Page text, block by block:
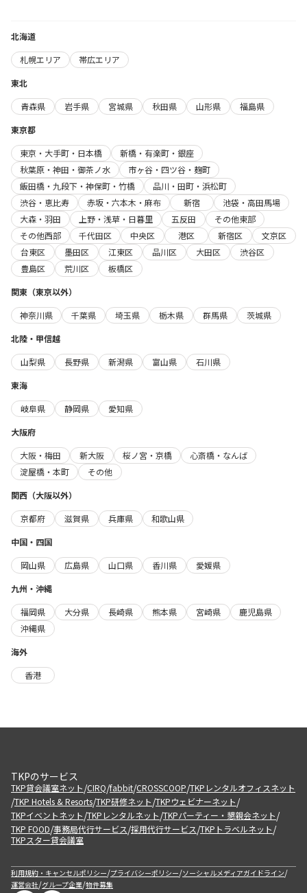
北海道
札幌エリア
帯広エリア
東北
青森県
岩手県 宮城県 秋田県 山形県
福島県
東京都
東京・大手町・日本橋
新橋・有楽町・銀座
秋葉原・神田・御茶ノ水
市ヶ谷・四ツ谷・麹町
飯田橋・九段下・神保町・竹橋
品川・田町・浜松町
渋谷・恵比寿
赤坂・六本木・麻布 新宿
池袋・高田馬場
大森・羽田
上野・浅草・日暮里 五反田
その他東部
その他西部
千代田区 中央区 港区 新宿区
文京区
台東区
墨田区 江東区 品川区 大田区
渋谷区
豊島区
荒川区
板橋区
関東（東京以外）
神奈川県
千葉県 埼玉県 栃木県 群馬県
茨城県
北陸・甲信越
山梨県
長野県 新潟県 富山県
石川県
東海
岐阜県
静岡県
愛知県
大阪府
大阪・梅田
新大阪 桜ノ宮・京橋
心斎橋・なんば
淀屋橋・本町
その他
関西（大阪以外）
京都府
滋賀県 兵庫県
和歌山県
中国・四国
岡山県
広島県 山口県 香川県
愛媛県
九州・沖縄
福岡県
大分県 長崎県 熊本県 宮崎県
鹿児島県
沖縄県
海外
香港
TKPのサービス
TKP貸会議室ネット/CIRQ/fabbit/CROSSCOOP/TKPレンタルオフィスネット
/TKP Hotels & Resorts/TKP研修ネット/TKPウェビナーネット/
TKPイベントネット/TKPレンタルネット/TKPパーティー・懇親会ネット/
TKP FOOD/事務局代行サービス/採用代行サービス/TKPトラベルネット/
TKPスター貸会議室
利用規約・キャンセルポリシー/プライバシーポリシー/ソーシャルメディアガイドライン/
運営会社/グループ企業/物件募集